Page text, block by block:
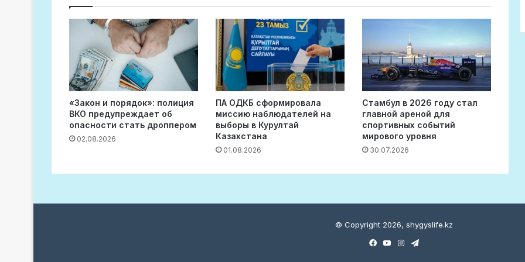
«Закон и порядок»: полиция
ВКО предупреждает об
опасности стать дроппером
02.08.2026
ПА ОДКБ сформировала
миссию наблюдателей на
выборы в Курултай
Казахстана
01.08.2026
Стамбул в 2026 году стал
главной ареной для
спортивных событий
мирового уровня
30.07.2026
© Copyright 2026, shygyslife.kz
Facebook
YouTubeInstagram
Telegram